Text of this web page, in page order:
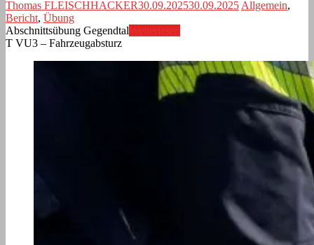
Thomas FLEISCHHACKER30.09.202530.09.2025 Allgemein,
Bericht, Übung
Abschnittsübung Gegendtal
T VU3 – Fahrzeugabsturz